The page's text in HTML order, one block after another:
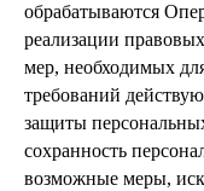
обрабатываются
реализации
мер, необходимых
требований
защиты
сохранность
возможные меры,